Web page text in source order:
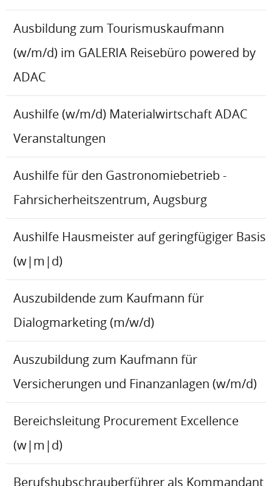
Ausbildung zum Tourismuskaufmann
(w/m/d) im GALERIA Reisebüro powered by
ADAC
Aushilfe (w/m/d) Materialwirtschaft ADAC
Veranstaltungen
Aushilfe für den Gastronomiebetrieb -
Fahrsicherheitszentrum, Augsburg
Aushilfe Hausmeister auf geringfügiger Basis
(w|m|d)
Auszubildende zum Kaufmann für
Dialogmarketing (m/w/d)
Auszubildung zum Kaufmann für
Versicherungen und Finanzanlagen (w/m/d)
Bereichsleitung Procurement Excellence
(w|m|d)
Berufshubschrauberführer als Kommandant